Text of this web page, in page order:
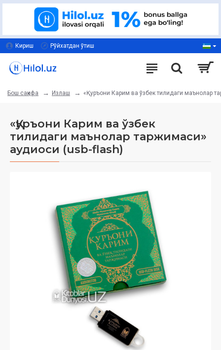
Кириш Рўйхатдан ўтиш
Бош саҳифа Излаш «Қуръони Карим ва ўзбек тилидаги маънолар
«Қуръони Карим ва ўзбек
тилидаги маънолар таржимаси»
аудиоси (usb-flash)